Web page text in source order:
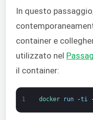
In questo
container e
utilizzato nel
il container:
1 docker run -ti